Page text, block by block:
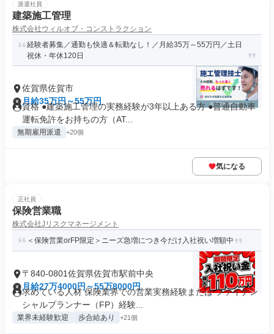
派遣社員
建築施工管理
株式会社ウィルオブ・コンストラクション
経験者募集／通勤も快適＆転勤なし！／月給35万～55万円／土日
祝休・年休120日
佐賀県佐賀市
月給35万円～55万円
資格 ●建築施工管理の実務経験が3年以上ある方 ●普通自動車
運転免許をお持ちの方（AT...
無期雇用派遣 +20個
気になる
正社員
保険営業職
株式会社Jリスクマネージメント
＜保険営業orFP限定＞ニーズ急増につき今だけ入社祝い増額中
〒840-0801佐賀県佐賀市駅前中央
月給27万4000円～55万8000円
求めている人材 保険業界での営業実務経験または ファイナン
シャルプランナー（FP）経験...
業界未経験歓迎 歩合給あり +21個